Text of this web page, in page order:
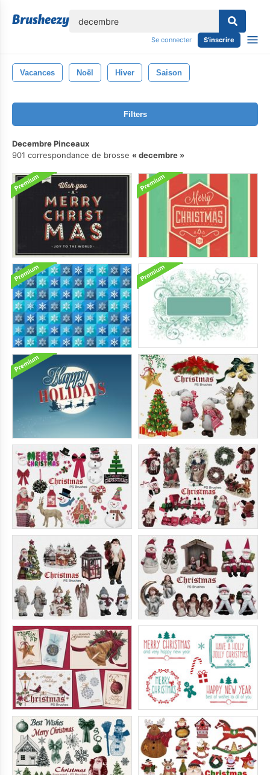
Se connecter S'inscrire
Vacances Noël Hiver Saison
Filters
Decembre Pinceaux
901 correspondance de brosse
decembre